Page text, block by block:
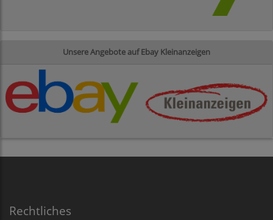
Unsere Angebote auf Ebay Kleinanzeigen
Rechtliches